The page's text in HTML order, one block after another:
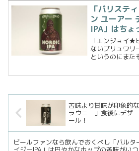
ングからリリ
トにコールドI...
「バリステ
ン ユーアー
IPA」はちょ
のIPA
「エンジョイ★
ないブリュワリ
というのにまた
苦味より甘味が印象的
ラウニー」食後にデザ
ール！
ビールファンなら飲んでおくべし「バルタ